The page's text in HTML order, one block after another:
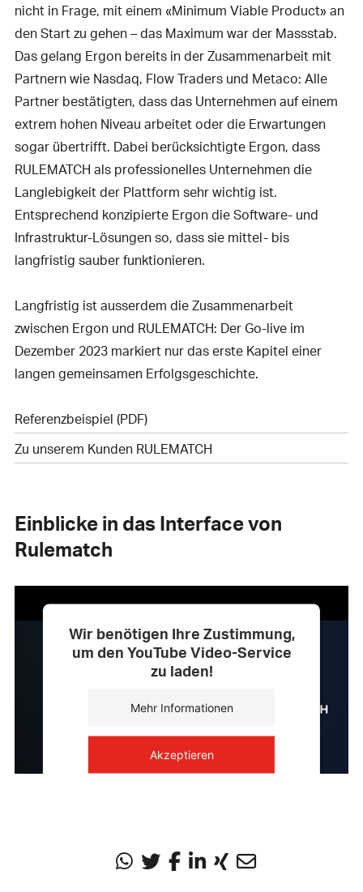
nicht in Frage, mit einem «Minimum Viable Product» an
den Start zu gehen – das Maximum war der Massstab.
Das gelang Ergon bereits in der Zusammenarbeit mit
Partnern wie Nasdaq, Flow Traders und Metaco: Alle
Partner bestätigten, dass das Unternehmen auf einem
extrem hohen Niveau arbeitet oder die Erwartungen
sogar übertrifft. Dabei berücksichtigte Ergon, dass
RULEMATCH als professionelles Unternehmen die
Langlebigkeit der Plattform sehr wichtig ist.
Entsprechend konzipierte Ergon die Software- und
Infrastruktur-Lösungen so, dass sie mittel- bis
langfristig sauber funktionieren.
Langfristig ist ausserdem die Zusammenarbeit
zwischen Ergon und RULEMATCH: Der Go-live im
Dezember 2023 markiert nur das erste Kapitel einer
langen gemeinsamen Erfolgsgeschichte.
Referenzbeispiel (PDF)
Zu unserem Kunden RULEMATCH
Einblicke in das Interface von
Rulematch
Wir benötigen Ihre Zustimmung,
um den YouTube Video-Service
zu laden!
Mehr Informationen
Akzeptieren